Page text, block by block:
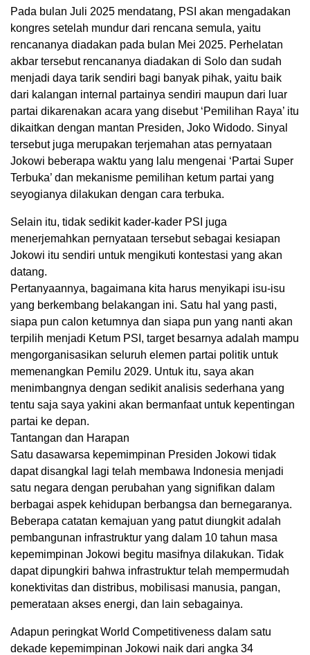
Pada bulan Juli 2025 mendatang, PSI akan mengadakan
kongres setelah mundur dari rencana semula, yaitu
rencananya diadakan pada bulan Mei 2025. Perhelatan
akbar tersebut rencananya diadakan di Solo dan sudah
menjadi daya tarik sendiri bagi banyak pihak, yaitu baik
dari kalangan internal partainya sendiri maupun dari luar
partai dikarenakan acara yang disebut ‘Pemilihan Raya’ itu
dikaitkan dengan mantan Presiden, Joko Widodo. Sinyal
tersebut juga merupakan terjemahan atas pernyataan
Jokowi beberapa waktu yang lalu mengenai ‘Partai Super
Terbuka’ dan mekanisme pemilihan ketum partai yang
seyogianya dilakukan dengan cara terbuka.
Selain itu, tidak sedikit kader-kader PSI juga
menerjemahkan pernyataan tersebut sebagai kesiapan
Jokowi itu sendiri untuk mengikuti kontestasi yang akan
datang.
Pertanyaannya, bagaimana kita harus menyikapi isu-isu
yang berkembang belakangan ini. Satu hal yang pasti,
siapa pun calon ketumnya dan siapa pun yang nanti akan
terpilih menjadi Ketum PSI, target besarnya adalah mampu
mengorganisasikan seluruh elemen partai politik untuk
memenangkan Pemilu 2029. Untuk itu, saya akan
menimbangnya dengan sedikit analisis sederhana yang
tentu saja saya yakini akan bermanfaat untuk kepentingan
partai ke depan.
Tantangan dan Harapan
Satu dasawarsa kepemimpinan Presiden Jokowi tidak
dapat disangkal lagi telah membawa Indonesia menjadi
satu negara dengan perubahan yang signifikan dalam
berbagai aspek kehidupan berbangsa dan bernegaranya.
Beberapa catatan kemajuan yang patut diungkit adalah
pembangunan infrastruktur yang dalam 10 tahun masa
kepemimpinan Jokowi begitu masifnya dilakukan. Tidak
dapat dipungkiri bahwa infrastruktur telah mempermudah
konektivitas dan distribus, mobilisasi manusia, pangan,
pemerataan akses energi, dan lain sebagainya.
Adapun peringkat World Competitiveness dalam satu
dekade kepemimpinan Jokowi naik dari angka 34